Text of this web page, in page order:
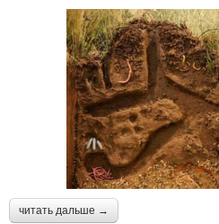
читать дальше →